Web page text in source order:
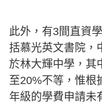
此外，有3間直資
括慕光英文書院，
於林大輝中學，其
至20%不等，惟根
年級的學費申請未